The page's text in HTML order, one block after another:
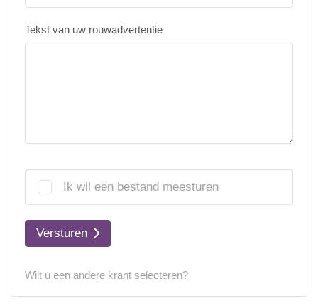
Tekst van uw rouwadvertentie
Ik wil een bestand meesturen
Versturen
Wilt u een andere krant selecteren?